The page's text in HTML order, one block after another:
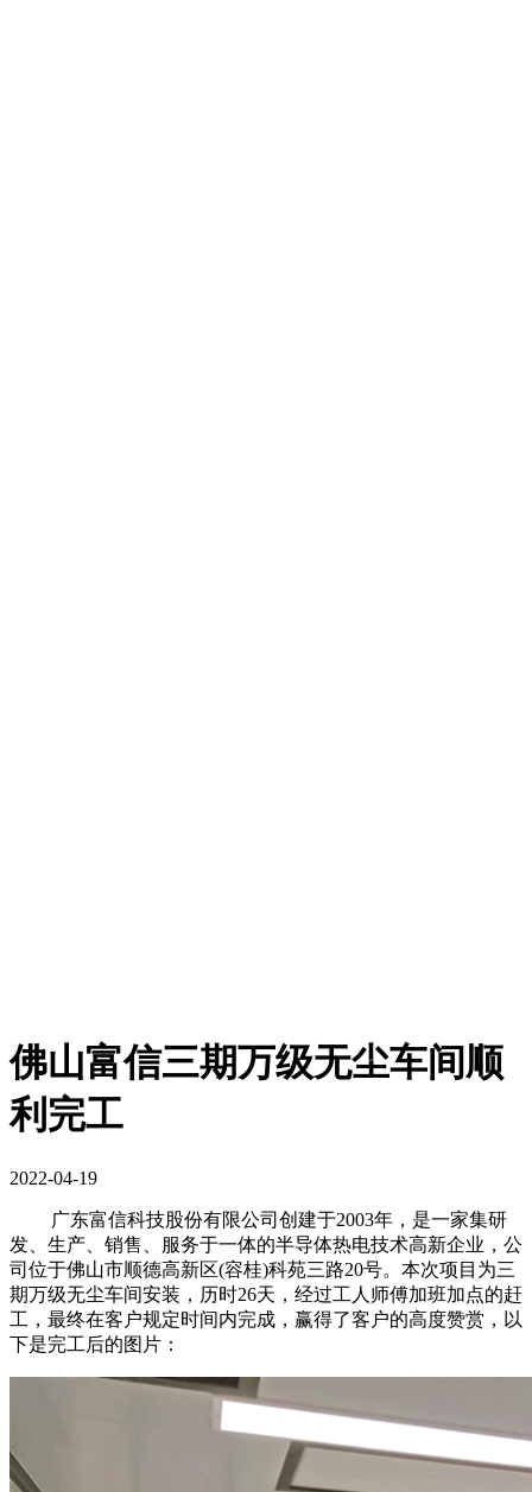
佛山富信三期万级无尘车间顺
利完工
2022-04-19
广东富信科技股份有限公司创建于2003年，是一家集研
发、生产、销售、服务于一体的半导体热电技术高新企业，公
司位于佛山市顺德高新区(容桂)科苑三路20号。本次项目为三
期万级无尘车间安装，历时26天，经过工人师傅加班加点的赶
工，最终在客户规定时间内完成，赢得了客户的高度赞赏，以
下是完工后的图片：